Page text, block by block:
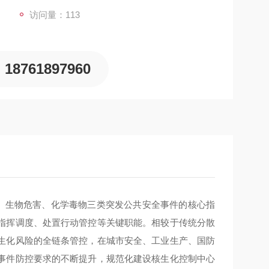
访问量：113
18761897960
生物危害、化学毒物三类突发公共安全事件的核心指
调度、处置行动管控等关键职能。相较于传统分散
风险的全链条管控，在城市安全、工业生产、国防
防控要求的不断提升，规范化建设核生化控制中心